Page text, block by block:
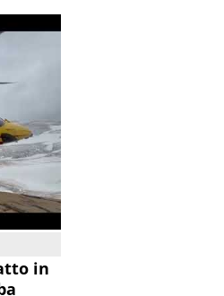
in